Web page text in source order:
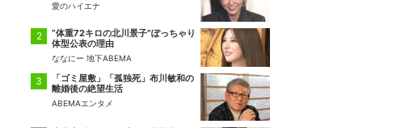
愛のハイエナ
“体重72キロの北川景子”ぽっちゃり
体型公表の理由
ななにー 地下ABEMA
「ゴミ屋敷」「孤独死」布川敏和の
離婚後の絶望生活
ABEMAエンタメ